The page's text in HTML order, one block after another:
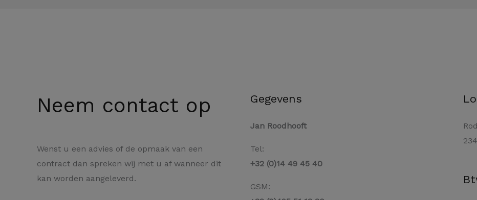
Neem contact op
Wenst u een advies of de opmaak van een
contract dan spreken wij met u af wanneer dit
kan worden aangeleverd.
Gegevens
Jan Roodhooft
Tel:
+32 (0)14 49 45 40
GSM: